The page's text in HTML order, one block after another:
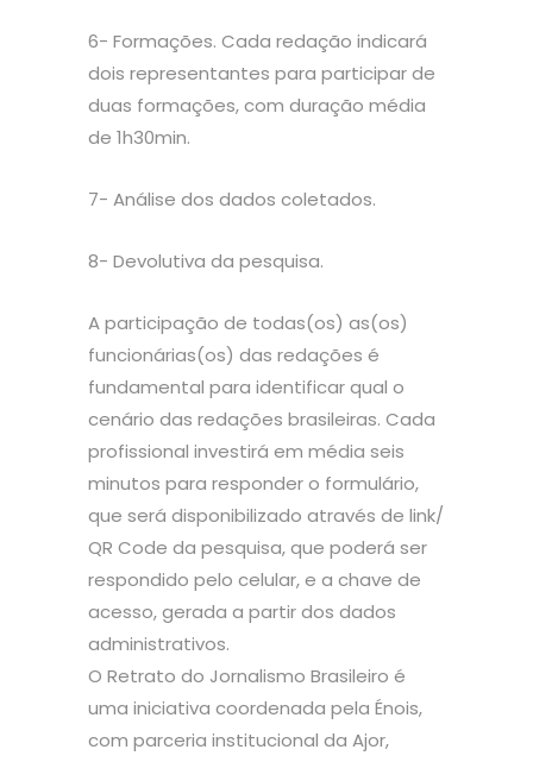
6- Formações. Cada redação indicará
dois representantes para participar de
duas formações, com duração média
de 1h30min.
7- Análise dos dados coletados.
8- Devolutiva da pesquisa.
A participação de todas(os) as(os)
funcionárias(os) das redações é
fundamental para identificar qual o
cenário das redações brasileiras. Cada
profissional investirá em média seis
minutos para responder o formulário,
que será disponibilizado através de link/
QR Code da pesquisa, que poderá ser
respondido pelo celular, e a chave de
acesso, gerada a partir dos dados
administrativos.
O Retrato do Jornalismo Brasileiro é
uma iniciativa coordenada pela Énois,
com parceria institucional da Ajor,